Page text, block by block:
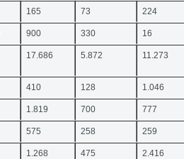
165 73 224
900 330 16
17.686 5.872 11.273
410 128 1.046
1.819 700 777
575 258 259
1.268 475 2.416